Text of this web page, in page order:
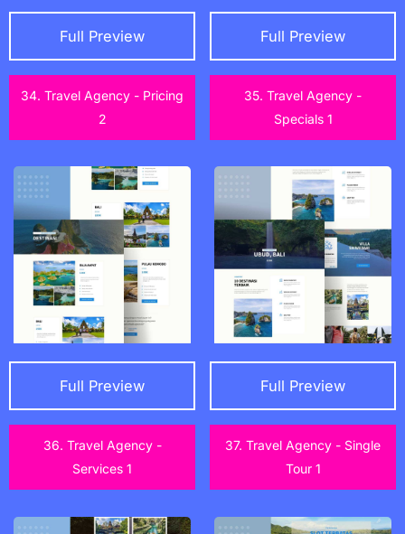
Full Preview Full Preview
34. Travel Agency - Pricing
2
Full Preview
35. Travel Agency -
Specials 1
Full Preview
36. Travel Agency -
Services 1
37. Travel Agency - Single
Tour 1